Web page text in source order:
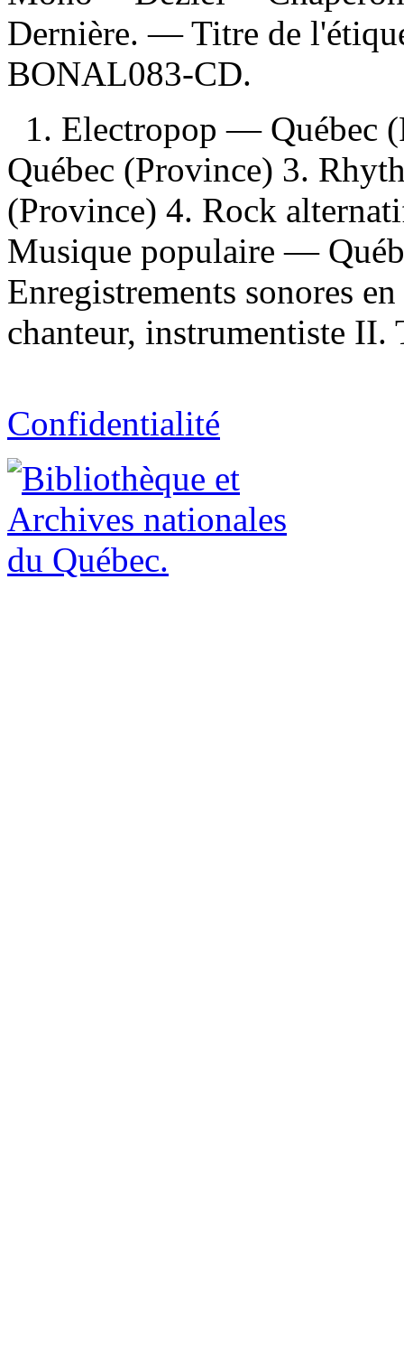
Dernière. — Titre de
BONAL083-CD.
1. Electropop — Québec
Québec (Province) 3.
(Province) 4. Rock
Musique populaire —
Enregistrements sonores
chanteur, instrumentiste II.
Confidentialité